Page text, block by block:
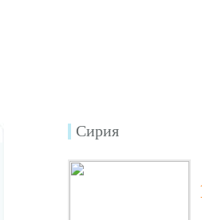
Сирия